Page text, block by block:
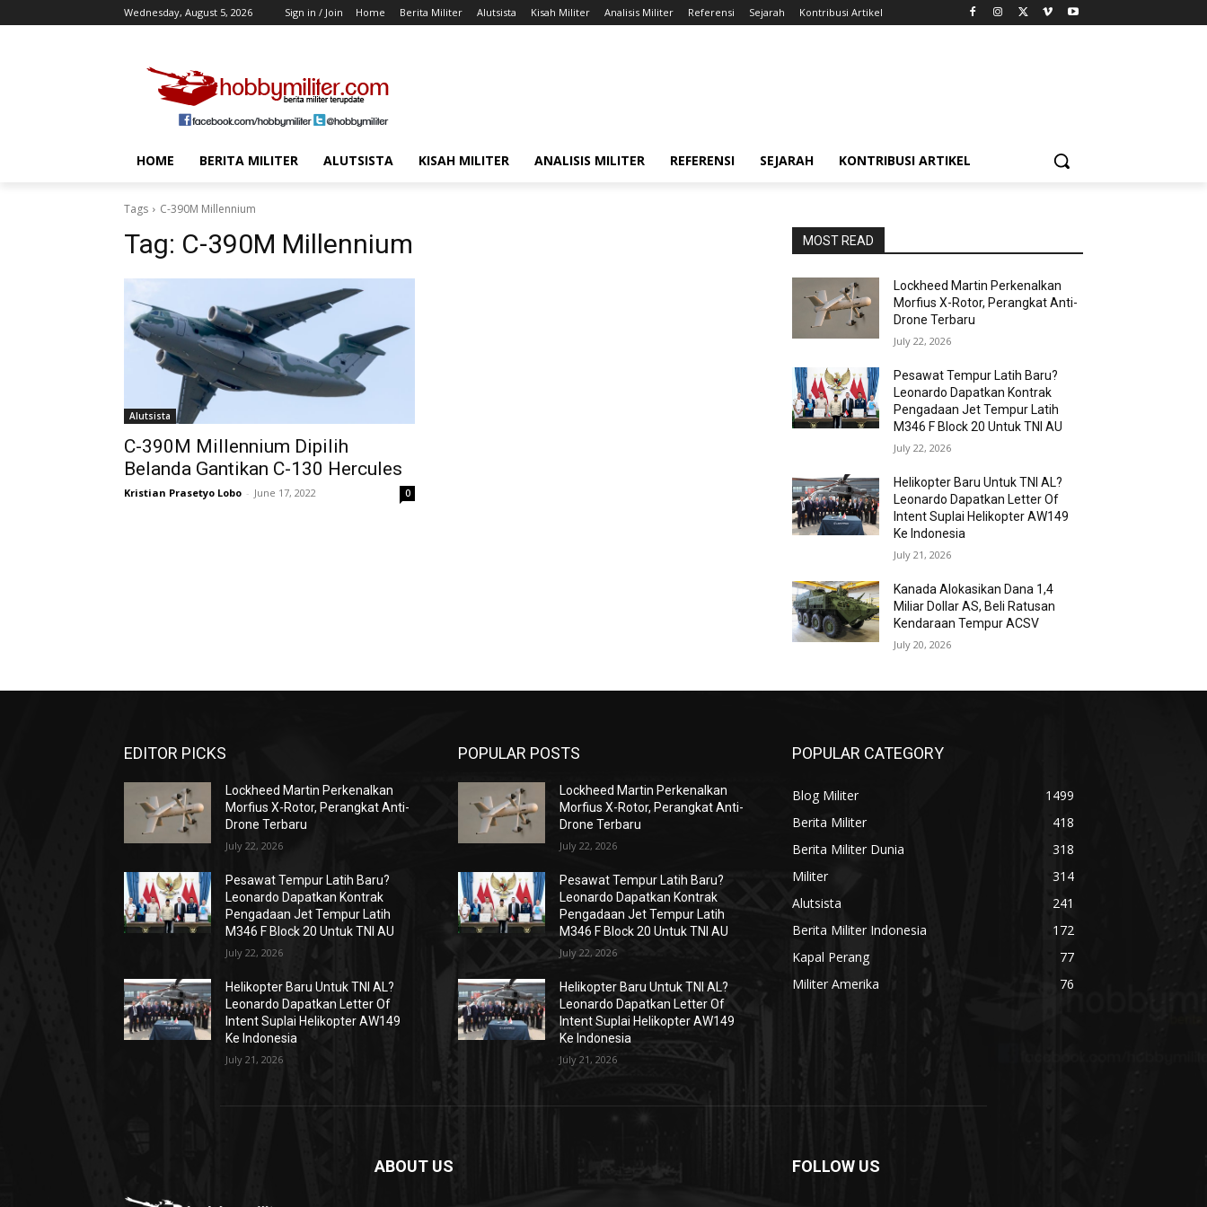
Wednesday, August 5, 2026 Sign in / Join Home Berita Militer Alutsista Kisah Militer Analisis Militer Referensi Sejarah Kontribusi Artikel
HOME BERITA MILITER ALUTSISTA KISAH MILITER ANALISIS MILITER REFERENSI SEJARAH KONTRIBUSI ARTIKEL
Tags C-390M Millennium
Tag: C-390M Millennium
Alutsista
C-390M Millennium Dipilih
Belanda Gantikan C-130 Hercules
Kristian Prasetyo Lobo - June 17, 2022 0
MOST READ
Lockheed Martin Perkenalkan
Morfius X-Rotor, Perangkat Anti-
Drone Terbaru
July 22, 2026
Pesawat Tempur Latih Baru?
Leonardo Dapatkan Kontrak
Pengadaan Jet Tempur Latih
M346 F Block 20 Untuk TNI AU
July 22, 2026
Helikopter Baru Untuk TNI AL?
Leonardo Dapatkan Letter Of
Intent Suplai Helikopter AW149
Ke Indonesia
July 21, 2026
Kanada Alokasikan Dana 1,4
Miliar Dollar AS, Beli Ratusan
Kendaraan Tempur ACSV
July 20, 2026
EDITOR PICKS
Lockheed Martin Perkenalkan
Morfius X-Rotor, Perangkat Anti-
Drone Terbaru
July 22, 2026
Pesawat Tempur Latih Baru?
Leonardo Dapatkan Kontrak
Pengadaan Jet Tempur Latih
M346 F Block 20 Untuk TNI AU
July 22, 2026
Helikopter Baru Untuk TNI AL?
Leonardo Dapatkan Letter Of
Intent Suplai Helikopter AW149
Ke Indonesia
July 21, 2026
POPULAR POSTS
Lockheed Martin Perkenalkan
Morfius X-Rotor, Perangkat Anti-
Drone Terbaru
July 22, 2026
Pesawat Tempur Latih Baru?
Leonardo Dapatkan Kontrak
Pengadaan Jet Tempur Latih
M346 F Block 20 Untuk TNI AU
July 22, 2026
Helikopter Baru Untuk TNI AL?
Leonardo Dapatkan Letter Of
Intent Suplai Helikopter AW149
Ke Indonesia
July 21, 2026
POPULAR CATEGORY
Blog Militer
1499
Berita Militer
418
Berita Militer Dunia
318
Militer
314
Alutsista
241
Berita Militer Indonesia
172
Kapal Perang
77
Militer Amerika
76
ABOUT US FOLLOW US